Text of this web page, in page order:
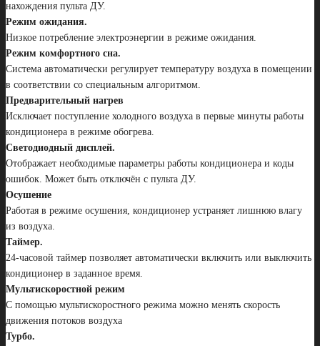
нахождения пульта ДУ.
Режим ожидания.
Низкое потребление электроэнергии в режиме ожидания.
Режим комфортного сна.
Система автоматически регулирует температуру воздуха в помещении
в соответствии со специальным алгоритмом.
Предварительный нагрев
Исключает поступление холодного воздуха в первые минуты работы
кондиционера в режиме обогрева.
Светодиодный дисплей.
Отображает необходимые параметры работы кондиционера и коды
ошибок. Может быть отключён с пульта ДУ.
Осушение
Работая в режиме осушения, кондиционер устраняет лишнюю влагу
из воздуха.
Таймер.
24-часовой таймер позволяет автоматически включить или выключить
кондиционер в заданное время.
Мультискоростной режим
С помощью мультискоростного режима можно менять скорость
движения потоков воздуха
Турбо.